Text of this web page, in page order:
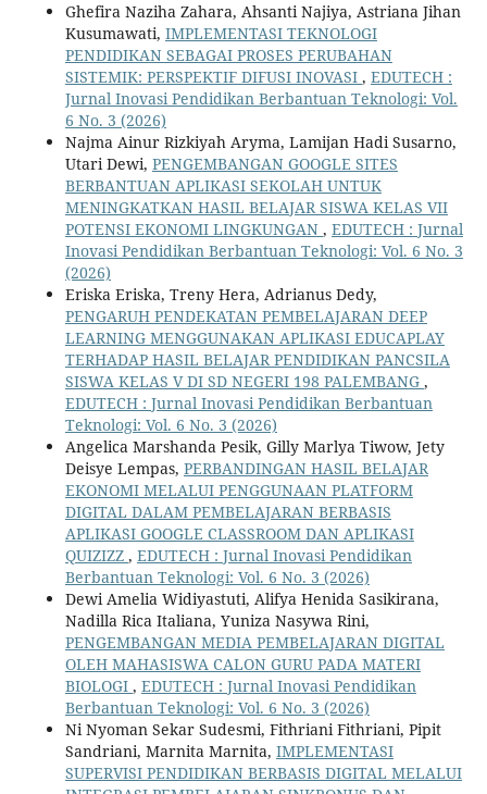
Ghefira Naziha Zahara, Ahsanti Najiya, Astriana Jihan
Kusumawati, IMPLEMENTASI TEKNOLOGI
PENDIDIKAN SEBAGAI PROSES PERUBAHAN
SISTEMIK: PERSPEKTIF DIFUSI INOVASI , EDUTECH :
Jurnal Inovasi Pendidikan Berbantuan Teknologi: Vol.
6 No. 3 (2026)
Najma Ainur Rizkiyah Aryma, Lamijan Hadi Susarno,
Utari Dewi, PENGEMBANGAN GOOGLE SITES
BERBANTUAN APLIKASI SEKOLAH UNTUK
MENINGKATKAN HASIL BELAJAR SISWA KELAS VII
POTENSI EKONOMI LINGKUNGAN , EDUTECH : Jurnal
Inovasi Pendidikan Berbantuan Teknologi: Vol. 6 No. 3
(2026)
Eriska Eriska, Treny Hera, Adrianus Dedy,
PENGARUH PENDEKATAN PEMBELAJARAN DEEP
LEARNING MENGGUNAKAN APLIKASI EDUCAPLAY
TERHADAP HASIL BELAJAR PENDIDIKAN PANCSILA
SISWA KELAS V DI SD NEGERI 198 PALEMBANG ,
EDUTECH : Jurnal Inovasi Pendidikan Berbantuan
Teknologi: Vol. 6 No. 3 (2026)
Angelica Marshanda Pesik, Gilly Marlya Tiwow, Jety
Deisye Lempas, PERBANDINGAN HASIL BELAJAR
EKONOMI MELALUI PENGGUNAAN PLATFORM
DIGITAL DALAM PEMBELAJARAN BERBASIS
APLIKASI GOOGLE CLASSROOM DAN APLIKASI
QUIZIZZ , EDUTECH : Jurnal Inovasi Pendidikan
Berbantuan Teknologi: Vol. 6 No. 3 (2026)
Dewi Amelia Widiyastuti, Alifya Henida Sasikirana,
Nadilla Rica Italiana, Yuniza Nasywa Rini,
PENGEMBANGAN MEDIA PEMBELAJARAN DIGITAL
OLEH MAHASISWA CALON GURU PADA MATERI
BIOLOGI , EDUTECH : Jurnal Inovasi Pendidikan
Berbantuan Teknologi: Vol. 6 No. 3 (2026)
Ni Nyoman Sekar Sudesmi, Fithriani Fithriani, Pipit
Sandriani, Marnita Marnita, IMPLEMENTASI
SUPERVISI PENDIDIKAN BERBASIS DIGITAL MELALUI